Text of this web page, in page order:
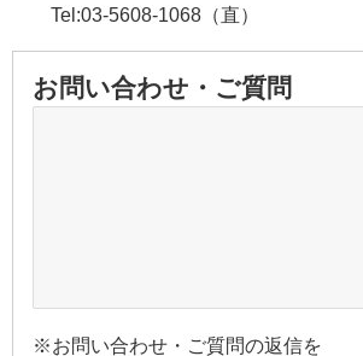
Tel:03-5608-1068（直）
お問い合わせ・ご質問
※お問い合わせ・ご質問の返信を